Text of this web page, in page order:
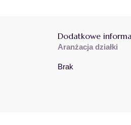
Dodatkowe
Aranżacja działki
Brak